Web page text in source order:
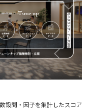
設問・因子を集計したスコア